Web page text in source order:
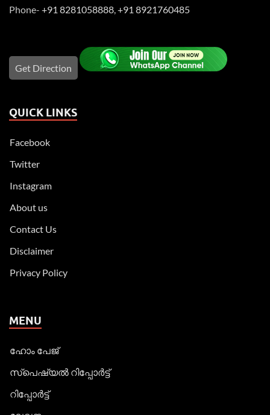
Phone- +91 8281058888,+91 8921760485
Get Direction
QUICK LINKS
Facebook
Twitter
Instagram
About us
Contact Us
Disclaimer
Privacy Policy
MENU
ഹോം പേജ്
സ്പെഷ്യൽ റിപ്പോര്‍ട്ട്
റിപ്പോര്‍ട്ട്